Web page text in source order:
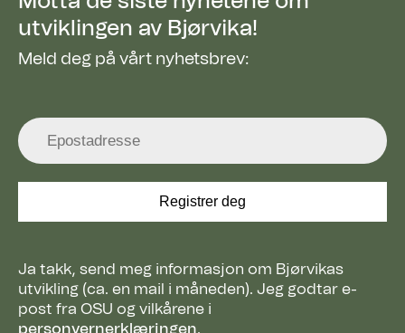
utviklingen av Bjørvika!
Meld deg på vårt nyhetsbrev:
Ja takk, send meg informasjon om Bjørvikas
utvikling (ca. en mail i måneden). Jeg godtar e-
post fra OSU og vilkårene i
personvernerklæringen.